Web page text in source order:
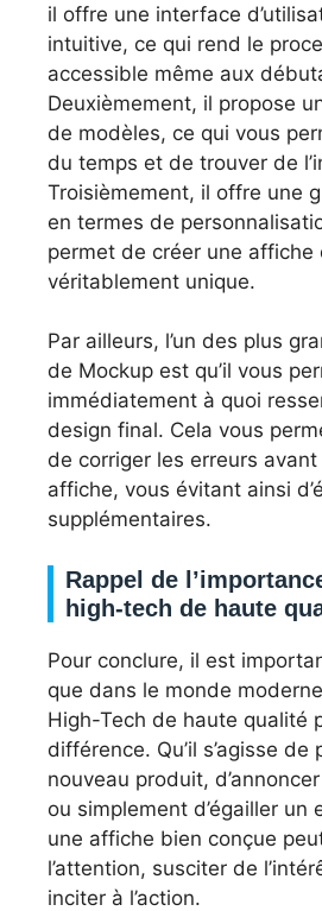
il offre une interface
intuitive, ce qui rend le
accessible même aux
Deuxièmement, il propose
de modèles, ce qui vous
du temps et de trouver de
Troisièmement, il offre une
en termes de
permet de créer une affiche
véritablement unique.
Par ailleurs, l’un des plus
de Mockup est qu’il vous
immédiatement à quoi
design final. Cela vous
de corriger les erreurs avant
affiche, vous évitant ainsi
supplémentaires.
Rappel de
high-tech de haute
Pour conclure, il est
que dans le monde
High-Tech de haute qualité
différence. Qu’il s’agisse de
nouveau produit,
ou simplement d’égailler un
une affiche bien conçue
l’attention, susciter de
inciter à l’action.